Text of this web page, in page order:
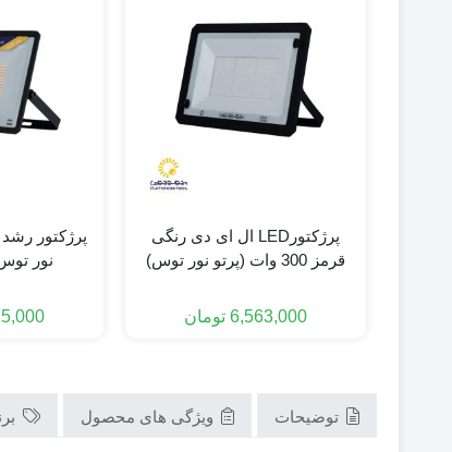
پرژکتورLED ال ای دی رنگی
قرمز 300 وات (پرتو نور توس)
6,563,000 تومان
نور
توضیحات ویژگی های محصول